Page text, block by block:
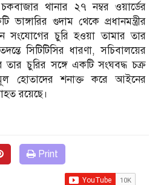
থানার ২৭ নম্বর ওয়ার্ডের
গুদাম থেকে প্রধানমন্ত্রীর
সংযোগের চুরি হওয়া তামার তার
সিটিটিসির ধারণা, সচিবালয়ের
তার চুরির সঙ্গে একটি সংঘবদ্ধ চক্র
হোতাদের শনাক্ত করে আইনের
রয়েছে।
Print